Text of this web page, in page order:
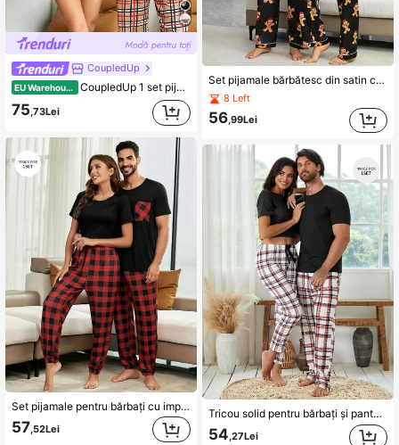
CoupledUp
EU Warehouse CoupledUp 1 set pijamale bărbătești cu imprimeu de ursuleți de pluș în carouri, croială lejeră, cu mânecă scurtă și pantaloni scurți
75,73Lei
Set pijamale pentru bărbați cu imprimeu cartofi, Crăciun
57 ,52Lei
Set pijamale bărbătesc din satin cu imprimeu de Crăciun și paspoal contrastant, haine de toamnă-iarnă
8 Left
56,99Lei
Tricou solid pentru bărbați și pantaloni cu imprimeu în carouri Set PJ / Set pijama
54,27Lei